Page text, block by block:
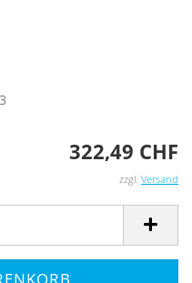
322,49 CHF
zzgl. Versand